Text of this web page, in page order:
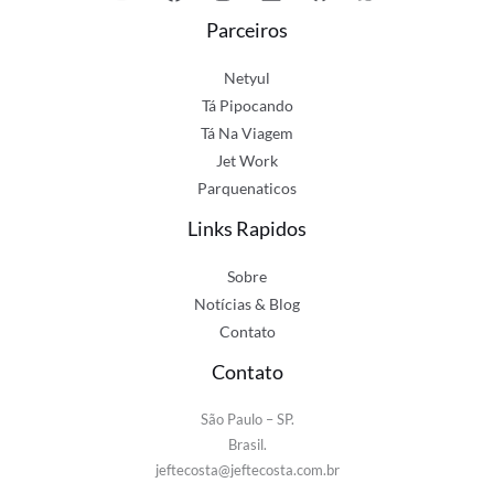
Parceiros
Netyul
Tá Pipocando
Tá Na Viagem
Jet Work
Parquenaticos
Links Rapidos
Sobre
Notícias & Blog
Contato
Contato
São Paulo – SP.
Brasil.
jeftecosta@jeftecosta.com.br